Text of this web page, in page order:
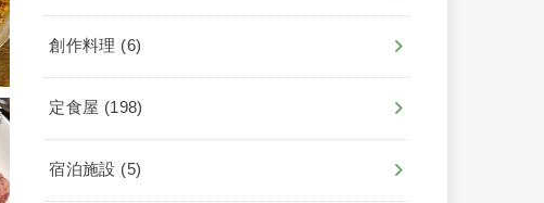
創作料理 (6)
定食屋 (198)
宿泊施設 (5)